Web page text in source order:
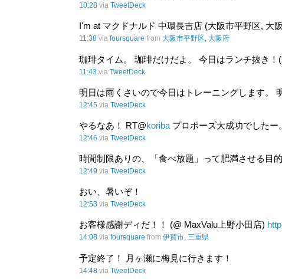
10:28 via TweetDeck
I'm at マクドナルド 中環長吉店 (大阪市平野区, 大
11:38 via foursquare from 大阪市平野区, 大阪府
珈琲タイム。 珈琲だけだよ。 今日はランチ抜き！
11:43 via TweetDeck
明日は雨くさいので今日はトレーニングします。
12:45 via TweetDeck
やるなあ！ RT@koribaプロポーズ大成功でしたー。
12:46 via TweetDeck
時間制限ありの、「食べ放題」って肥満させる目
12:49 via TweetDeck
おい、暑いぞ！
12:53 via TweetDeck
お客様感謝ディだ！！ (@ MaxValu上野小田店)
14:08 via foursquare from 伊賀市, 三重県
予定終了！ 月ヶ瀬に梅見に行きます！
14:48 via TweetDeck